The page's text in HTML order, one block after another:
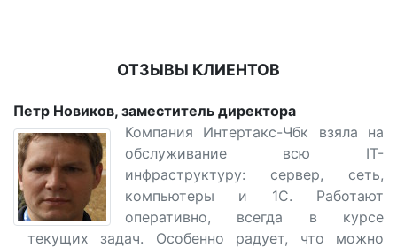
ОТЗЫВЫ КЛИЕНТОВ
Петр Новиков, заместитель директора
Компания Интертакс-Чбк взяла на
обслуживание всю IT-
инфраструктуру: сервер, сеть,
компьютеры и 1С. Работают
оперативно, всегда в курсе
текущих задач. Особенно радует, что можно